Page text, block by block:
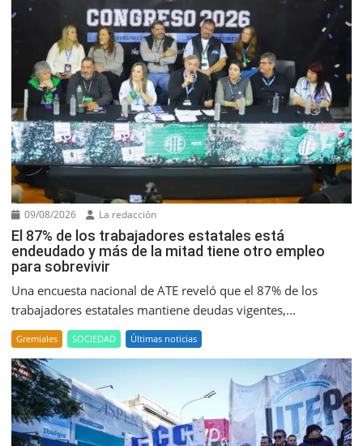
09/08/2026 La redacción
El 87% de los trabajadores estatales está
endeudado y más de la mitad tiene otro empleo
para sobrevivir
Una encuesta nacional de ATE reveló que el 87% de los
trabajadores estatales mantiene deudas vigentes,...
Gremiales SOCIEDAD Últimas noticias